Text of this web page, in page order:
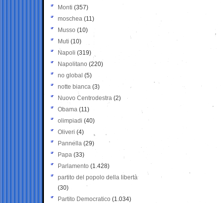
Monti (357)
moschea (11)
Musso (10)
Muti (10)
Napoli (319)
Napolitano (220)
no global (5)
notte bianca (3)
Nuovo Centrodestra (2)
Obama (11)
olimpiadi (40)
Oliveri (4)
Pannella (29)
Papa (33)
Parlamento (1.428)
partito del popolo della libertà
(30)
Partito Democratico (1.034)